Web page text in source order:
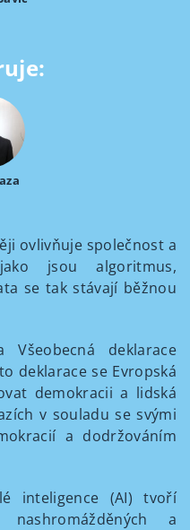
ovlivňuje společnost a
jsou algoritmus,
se tak stávají běžnou
deklarace
deklarace se Evropská
demokracii a lidská
v souladu se svými
a dodržováním
inteligence (AI) tvoří
a